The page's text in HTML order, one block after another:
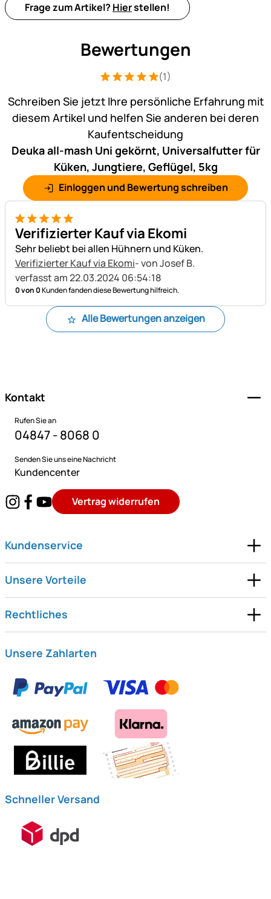
Frage zum Artikel? Hierstellen!
Bewertungen
Bewertung: 5 von 5 (1 Bewertungen)
1 Bewertung(1)
Schreiben Sie jetzt Ihre persönliche Erfahrung mit
diesem Artikel und helfen Sie anderen bei deren
Kaufentscheidung
Deuka all-mash Uni gekörnt, Universalfutter für
Küken, Jungtiere, Geflügel, 5kg
Einloggen und Bewertung schreiben
5 von 5
Verifizierter Kauf via Ekomi
Sehr beliebt bei allen Hühnern und Küken.
Verifizierter Kauf via Ekomi- von Josef B.
verfasst am 22.03.2024 06:54:18
0 von 0Kunden fanden diese Bewertung hilfreich.
Alle Bewertungen anzeigen
Kontakt
Rufen Sie an
04847 - 8068 0
Senden Sie uns eine Nachricht
Kundencenter
Vertrag widerrufen
Kundenservice
Unsere Vorteile
Rechtliches
Unsere Zahlarten
Schneller Versand